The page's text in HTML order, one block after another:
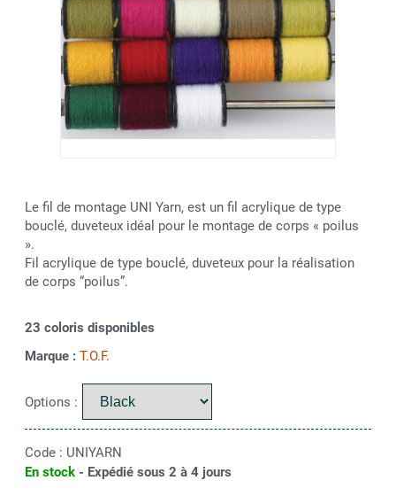
Le fil de montage UNI Yarn, est un fil acrylique de type
bouclé, duveteux idéal pour le montage de corps « poilus
».
Fil acrylique de type bouclé, duveteux pour la réalisation
de corps “poilus”.
23 coloris disponibles
Marque : T.O.F.
Options :
Code : UNIYARN
En stock - Expédié sous 2 à 4 jours